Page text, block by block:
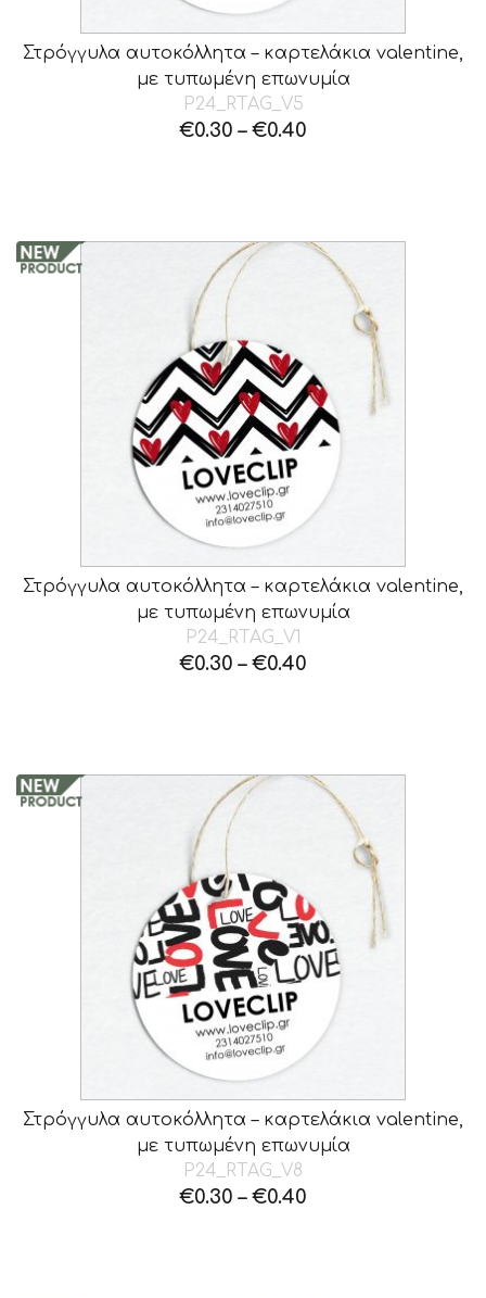
Στρόγγυλα αυτοκόλλητα – καρτελάκια valentine,
με τυπωμένη επωνυμία
P24_RTAG_V5
€0.30 – €0.40
Στρόγγυλα αυτοκόλλητα – καρτελάκια valentine,
με τυπωμένη επωνυμία
P24_RTAG_V1
€0.30 – €0.40
Στρόγγυλα αυτοκόλλητα – καρτελάκια valentine,
με τυπωμένη επωνυμία
P24_RTAG_V8
€0.30 – €0.40